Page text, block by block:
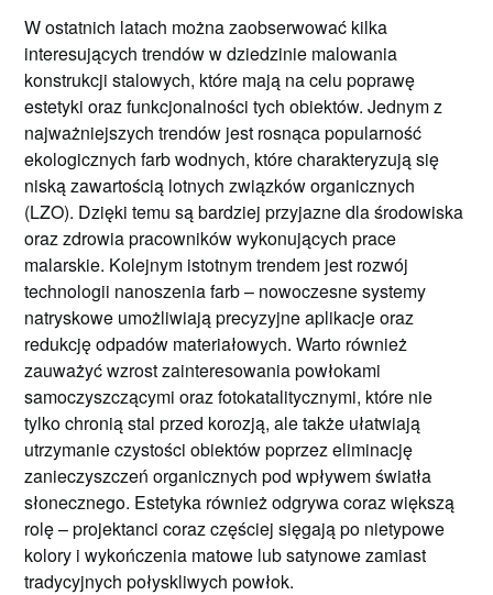
W ostatnich latach można zaobserwować kilka
interesujących trendów w dziedzinie malowania
konstrukcji stalowych, które mają na celu poprawę
estetyki oraz funkcjonalności tych obiektów. Jednym z
najważniejszych trendów jest rosnąca popularność
ekologicznych farb wodnych, które charakteryzują się
niską zawartością lotnych związków organicznych
(LZO). Dzięki temu są bardziej przyjazne dla środowiska
oraz zdrowia pracowników wykonujących prace
malarskie. Kolejnym istotnym trendem jest rozwój
technologii nanoszenia farb – nowoczesne systemy
natryskowe umożliwiają precyzyjne aplikacje oraz
redukcję odpadów materiałowych. Warto również
zauważyć wzrost zainteresowania powłokami
samoczyszczącymi oraz fotokatalitycznymi, które nie
tylko chronią stal przed korozją, ale także ułatwiają
utrzymanie czystości obiektów poprzez eliminację
zanieczyszczeń organicznych pod wpływem światła
słonecznego. Estetyka również odgrywa coraz większą
rolę – projektanci coraz częściej sięgają po nietypowe
kolory i wykończenia matowe lub satynowe zamiast
tradycyjnych połyskliwych powłok.